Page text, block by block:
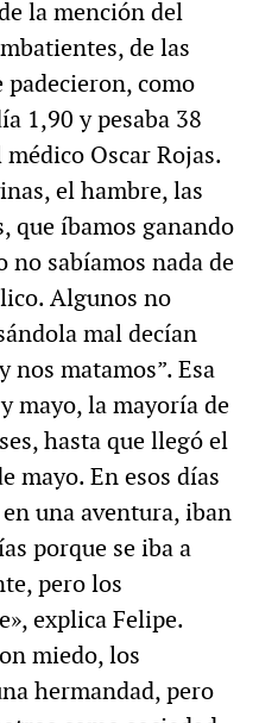
la mención del
de las
como
1,90 y pesaba 38
Oscar Rojas.
el hambre, las
que íbamos ganando
no sabíamos nada de
Algunos no
mal decían
nos matamos”. Esa
mayo, la mayoría de
hasta que llegó el
mayo. En esos días
una aventura, iban
porque se iba a
pero los
explica Felipe.
miedo, los
hermandad, pero